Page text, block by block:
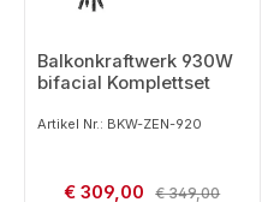
Balkonkraftwerk 930W
bifacial Komplettset
Artikel Nr.: BKW-ZEN-920
Verkaufspreis:
€ 309,00 Regulärer Preis:
€ 349,00